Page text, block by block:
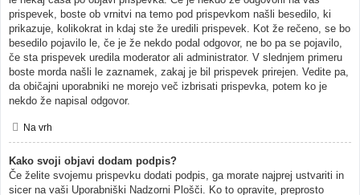
prispevek, boste ob vrnitvi na temo pod prispevkom našli besedilo, ki
prikazuje, kolikokrat in kdaj ste že uredili prispevek. Kot že rečeno, se bo
besedilo pojavilo le, če je že nekdo podal odgovor, ne bo pa se pojavilo,
če sta prispevek uredila moderator ali administrator. V slednjem primeru
boste morda našli le zaznamek, zakaj je bil prispevek prirejen. Vedite pa,
da običajni uporabniki ne morejo več izbrisati prispevka, potem ko je
nekdo že napisal odgovor.
Na vrh
Kako svoji objavi dodam podpis?
Če želite svojemu prispevku dodati podpis, ga morate najprej ustvariti in
sicer na vaši Uporabniški Nadzorni Plošči. Ko to opravite, preprosto